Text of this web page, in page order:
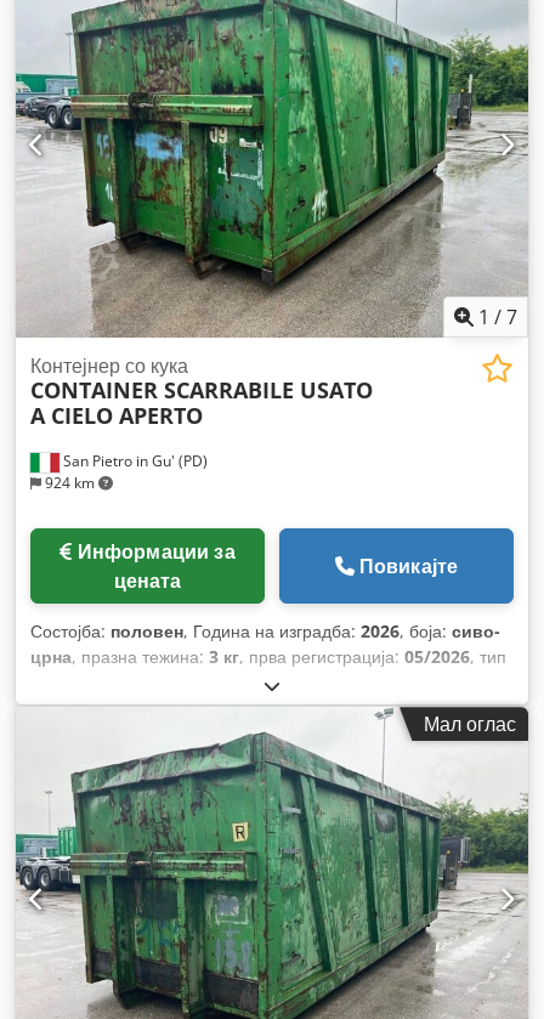
1 /7
San Pietro in Gu' (PD)
924 km
Контејнер со кука
CONTAINER SCARRABILE USATO
A CIELO APERTO
цената
Повикајте
Состојба: половен, Година на изградба: 2026, боја: сиво-
црна, празна тежина: 3 кг, прва регистрација: 05/2026, тип
, тип на пренос:
Мал оглас